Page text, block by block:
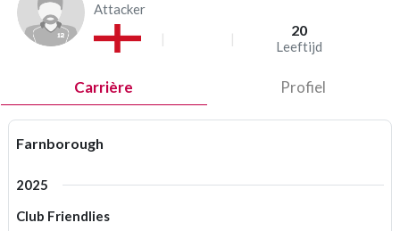
Attacker
20
Leeftijd
Carrière Profiel
Farnborough
2025
Club Friendlies